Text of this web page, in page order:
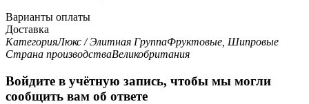
Варианты оплаты
Доставка
КатегорияЛюкс / Элитная ГруппаФруктовые, Шипровые
Страна производстваВеликобритания
Войдите в учётную запись, чтобы мы могли
сообщить вам об ответе